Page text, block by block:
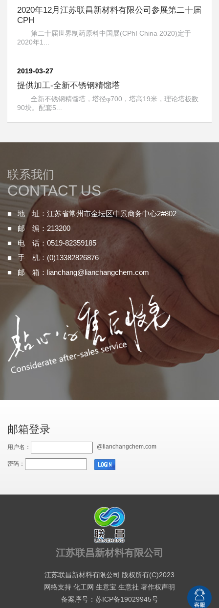
2020年12月江苏联昌新材料有限公司参展第二十届
CPH
第二十届世界制药原料中国展(CPhI China 2020)定于
2020年1...
2019-03-27
提供加工-全新不锈钢精馏塔
全新不锈钢精馏塔，塔径φ700，塔高19米，理论塔板数
90块。配套5...
联系我们
CONTACT US
■ 地 址：江苏省常州市金坛区中景商务中心2#802
■ 邮 编：213200
■ 电 话：0519-82359185
■ 手 机：(0)13382826876
■ 邮 箱： lianchang@lianchangchem.com
邮箱登录
用户名： @lianchangchem.com
密码：
江苏联昌新材料有限公司
江苏联昌新材料有限公司 版权所有(C)2023
网络支持 化工网 生意宝 生意社 著作权声明
备案序号：苏ICP备19029945号